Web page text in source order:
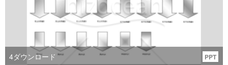
4ダウンロード PPT